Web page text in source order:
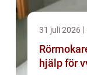
31 juli 2026
Rörmokare
hjälp för